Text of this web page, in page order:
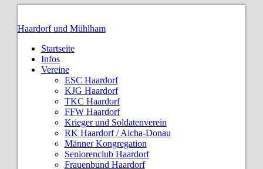
Haardorf und Mühlham
Startseite
Infos
Vereine
ESC Haardorf
KJG Haardorf
TKC Haardorf
FFW Haardorf
Krieger und Soldatenverein
RK Haardorf / Aicha-Donau
Männer Kongregation
Seniorenclub Haardorf
Frauenbund Haardorf